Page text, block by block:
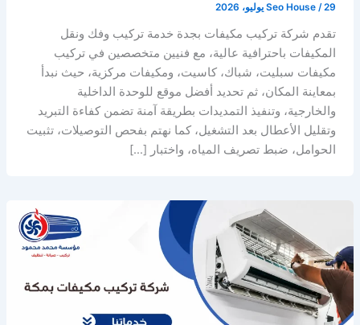
Seo House /29 يوليو، 2026
تقدم شركة تركيب مكيفات بجدة خدمة تركيب وفك ونقل
المكيفات باحترافية عالية، مع فنيين متخصصين في تركيب
مكيفات سبليت، شباك، كاسيت، ومكيفات مركزية، حيث نبدأ
بمعاينة المكان، ثم تحديد أفضل موقع للوحدة الداخلية
والخارجية، وتنفيذ التمديدات بطريقة آمنة تضمن كفاءة التبريد
وتقليل الأعطال بعد التشغيل، كما نهتم بفحص التوصيلات، تثبيت
الحوامل، ضبط تصريف المياه، واختبار […]